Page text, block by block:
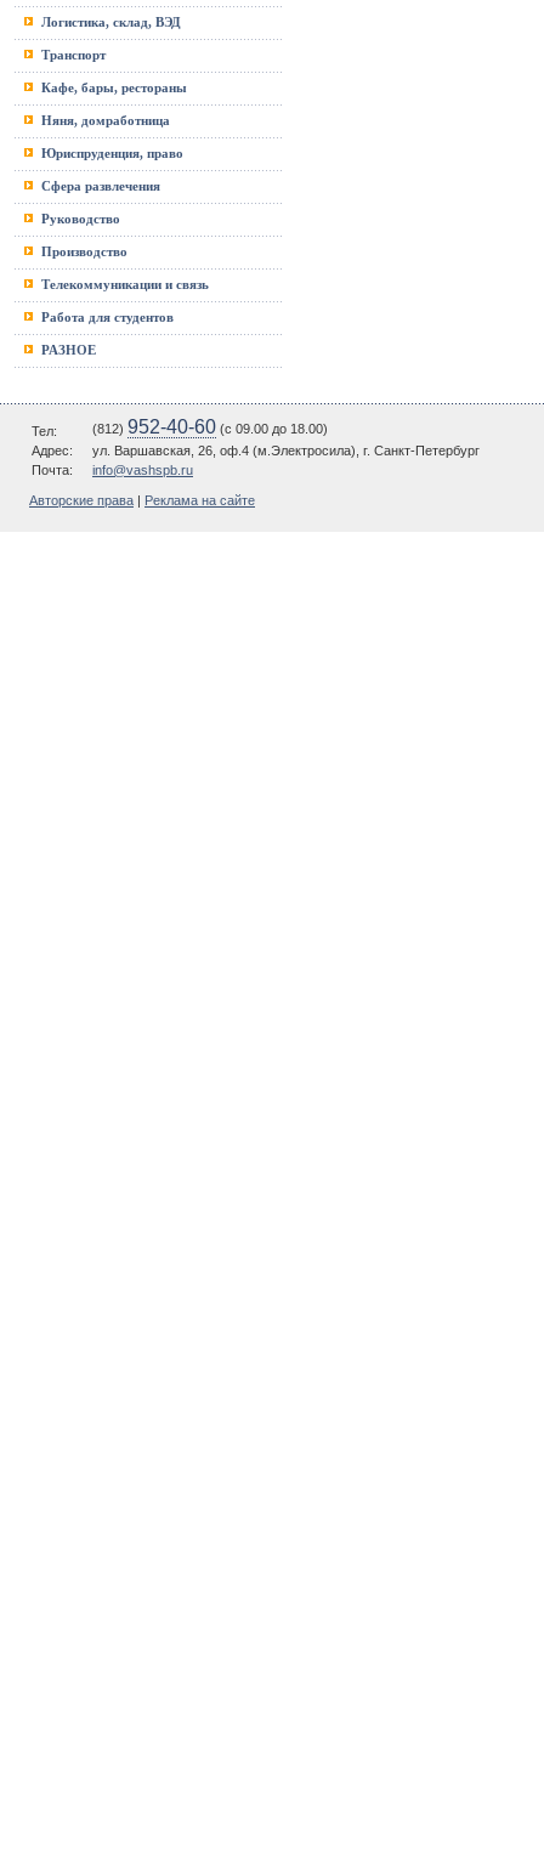
Логистика, склад, ВЭД
Транспорт
Кафе, бары, рестораны
Няня, домработница
Юриспруденция, право
Сфера развлечения
Руководство
Производство
Телекоммуникации и связь
Работа для студентов
РАЗНОЕ
Тел: (812) 952-40-60 (c 09.00 до 18.00)
Адрес:
ул. Варшавская, 26, оф.4 (м.Электросила), г. Санкт-Петербург
Почта:
info@vashspb.ru
Авторские права Реклама на сайте